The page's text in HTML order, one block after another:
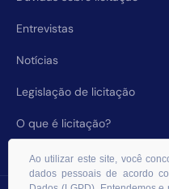
Entrevistas
Notícias
Legislação de licitação
O que é licitação?
Ao utilizar este site, você
dados pessoais de acordo